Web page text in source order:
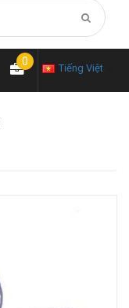
Tiếng Việt
0